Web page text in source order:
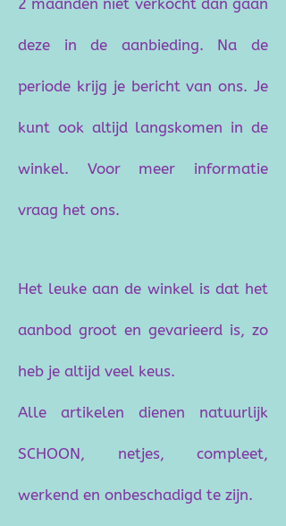
2 maanden niet verkocht dan gaan
deze in de aanbieding. Na de
periode krijg je bericht van ons. Je
kunt ook altijd langskomen in de
winkel. Voor meer informatie
vraag het ons.
Het leuke aan de winkel is dat het
aanbod groot en gevarieerd is, zo
heb je altijd veel keus.
Alle artikelen dienen natuurlijk
SCHOON, netjes, compleet,
werkend en onbeschadigd te zijn.